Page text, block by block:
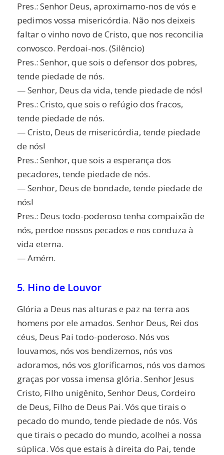
Pres.: Senhor Deus, aproximamo-nos de vós e
pedimos vossa misericórdia. Não nos deixeis
faltar o vinho novo de Cristo, que nos reconcilia
convosco. Perdoai-nos. (Silêncio)
Pres.: Senhor, que sois o defensor dos pobres,
tende piedade de nós.
— Senhor, Deus da vida, tende piedade de nós!
Pres.: Cristo, que sois o refúgio dos fracos,
tende piedade de nós.
— Cristo, Deus de misericórdia, tende piedade
de nós!
Pres.: Senhor, que sois a esperança dos
pecadores, tende piedade de nós.
— Senhor, Deus de bondade, tende piedade de
nós!
Pres.: Deus todo-poderoso tenha compaixão de
nós, perdoe nossos pecados e nos conduza à
vida eterna.
— Amém.
5. Hino de Louvor
Glória a Deus nas alturas e paz na terra aos
homens por ele amados. Senhor Deus, Rei dos
céus, Deus Pai todo-poderoso. Nós vos
louvamos, nós vos bendizemos, nós vos
adoramos, nós vos glorificamos, nós vos damos
graças por vossa imensa glória. Senhor Jesus
Cristo, Filho unigênito, Senhor Deus, Cordeiro
de Deus, Filho de Deus Pai. Vós que tirais o
pecado do mundo, tende piedade de nós. Vós
que tirais o pecado do mundo, acolhei a nossa
súplica. Vós que estais à direita do Pai, tende